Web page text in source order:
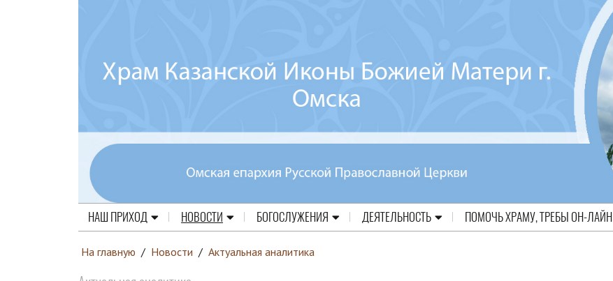
НАШ ПРИХОД НОВОСТИ БОГОСЛУЖЕНИЯ ДЕЯТЕЛЬНОСТЬ ПОМОЧЬ ХРАМУ, ТРЕБЫ ОН-ЛАЙН
На главную / Новости / Актуальная аналитика